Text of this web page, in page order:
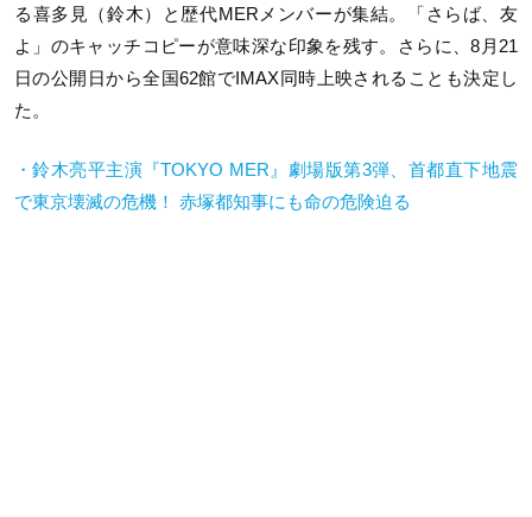
る喜多見（鈴木）と歴代MER メンバーが集結。「さらば、友
よ」のキャッチコピーが意味深な印象を残す。さらに、8 月 21
日の公開日から全国62館でIMAX同時上映されることも決定し
た。
・鈴木亮平主演『TOKYO MER 』劇場版第3弾、首都直下地震
で東京壊滅の危機！ 赤塚都知事にも命の危険迫る